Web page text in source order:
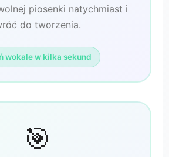
piosenki natychmiast i
do tworzenia.
wokale w kilka sekund
🎯